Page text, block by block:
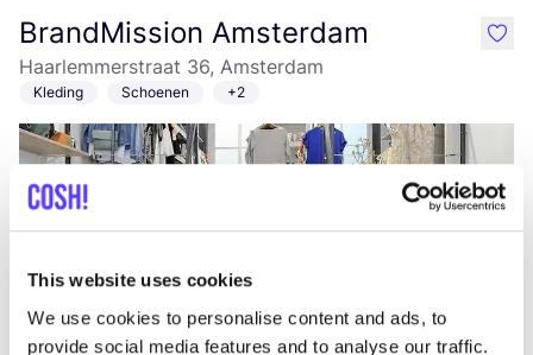
This website uses cookies
We use cookies to personalise content and ads, to
provide social media features and to analyse our traffic.
BrandMission Amsterdam
Haarlemmerstraat 36, Amsterdam
Kleding Schoenen +2
like